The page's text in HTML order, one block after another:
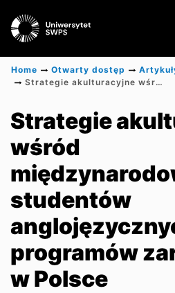
Scientific research results
Home Otwarty dostęp
Strategie akulturacyjne wśród międzynarodowych studentów anglojęzycznych programów zarządzania w Polsce
Strategie
wśród
studentów
programów
w Polsce